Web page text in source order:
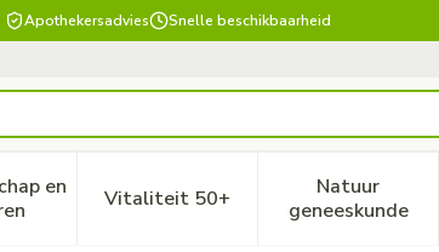
Apothekersadvies Snelle beschikbaarheid
en hygiëne categorie
voeding en vitamines categorie
en
submenu voor Zwangerschap en kinderen
Vitaliteit 50+Toon submenu voor Vitaliteit
Natuur
geneeskunde
Toon